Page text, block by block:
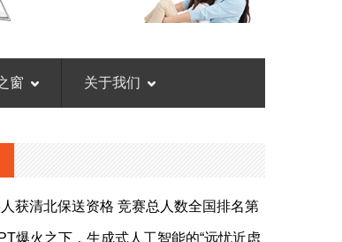
窗 关于我们
获清北保送资格 竞赛总人数全国排名第
爆火之下，生成式人工智能的“远忧近虑